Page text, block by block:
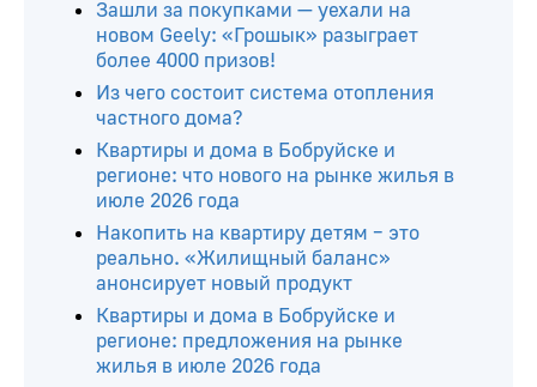
Зашли за покупками — уехали на
новом Geely: «Грошык» разыграет
более 4000 призов!
Из чего состоит система отопления
частного дома?
Квартиры и дома в Бобруйске и
регионе: что нового на рынке жилья в
июле 2026 года
Накопить на квартиру детям – это
реально. «Жилищный баланс»
анонсирует новый продукт
Квартиры и дома в Бобруйске и
регионе: предложения на рынке
жилья в июле 2026 года